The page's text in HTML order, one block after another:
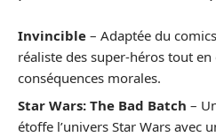
Invincible – Adaptée du
réaliste des super-héros tout
conséquences morales.
Star Wars: The Bad Batch –
étoffe l’univers Star Wars avec